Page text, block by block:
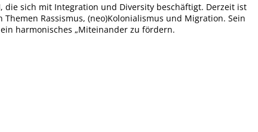
die sich mit Integration und Diversity beschäftigt. Derzeit ist
Rassismus, (neo)Kolonialismus und Migration. Sein
harmonisches „Miteinander zu fördern.